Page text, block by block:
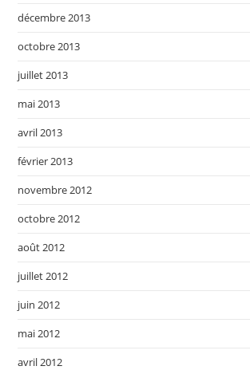
décembre 2013
octobre 2013
juillet 2013
mai 2013
avril 2013
février 2013
novembre 2012
octobre 2012
août 2012
juillet 2012
juin 2012
mai 2012
avril 2012